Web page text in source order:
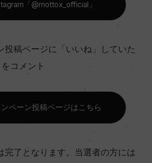
「@mottox_official」
投稿ページに「いいね」していた
コメント
ペーン投稿ページはこちら
完了となります。当選者の方には